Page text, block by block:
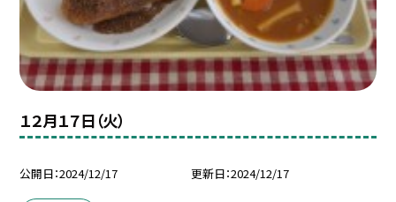
１２月１７日（火）
公開日 2024/12/17 更新日 2024/12/17